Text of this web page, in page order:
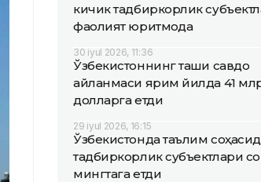
кичик тадбиркорлик
фаолият юритмоқда
30 iyul 2026, 11:36
Ўзбекистоннинг ташқи савдо
айланмаси ярим йилда 41
долларга етди
29 iyul 2026, 16:15
Ўзбекистонда таълим
тадбиркорлик субъектлари
мингтага етди